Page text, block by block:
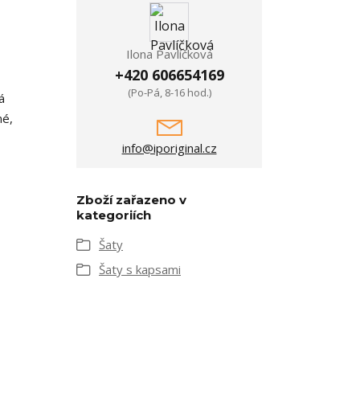
Ilona Pavlíčková
+420 606654169
(Po-Pá, 8-16 hod.)
info@iporiginal.cz
Zboží zařazeno v
kategoriích
Šaty
Šaty s kapsami